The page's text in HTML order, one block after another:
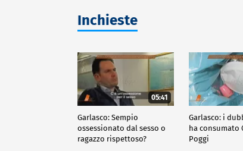
Inchieste
05:41
Garlasco: Sempio
ossessionato dal sesso o
ragazzo rispettoso?
Garlasco: i
ha consumato
Poggi